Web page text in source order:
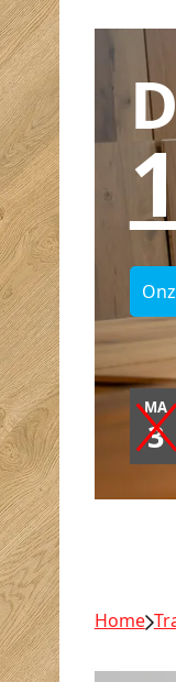
MA
3
Home